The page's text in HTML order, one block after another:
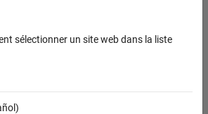
and hardware products that
independent, third-party
sélectionner un site web dans la liste